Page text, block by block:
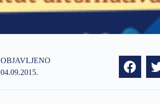
OBJAVLJENO
04.09.2015.